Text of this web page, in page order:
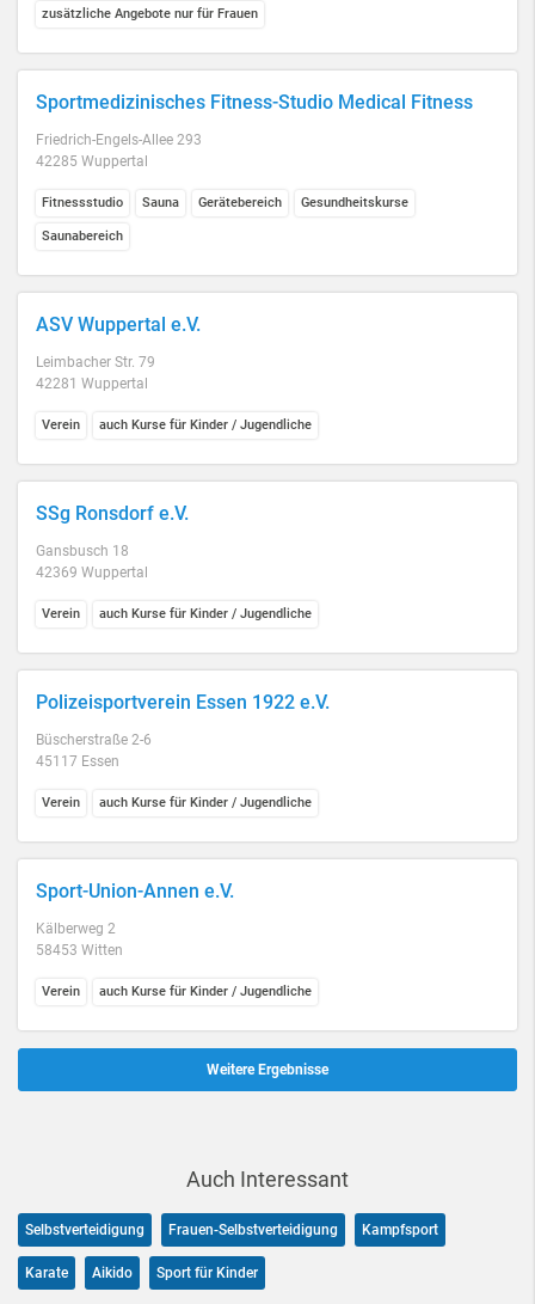
zusätzliche Angebote nur für Frauen
Sportmedizinisches Fitness-Studio Medical Fitness
Friedrich-Engels-Allee 293
42285 Wuppertal
Fitnessstudio Sauna Gerätebereich Gesundheitskurse
Saunabereich
ASV Wuppertal e.V.
Leimbacher Str. 79
42281 Wuppertal
Verein auch Kurse für Kinder / Jugendliche
SSg Ronsdorf e.V.
Gansbusch 18
42369 Wuppertal
Verein auch Kurse für Kinder / Jugendliche
Polizeisportverein Essen 1922 e.V.
Büscherstraße 2-6
45117 Essen
Verein auch Kurse für Kinder / Jugendliche
Sport-Union-Annen e.V.
Kälberweg 2
58453 Witten
Verein auch Kurse für Kinder / Jugendliche
Weitere Ergebnisse
Auch Interessant
Selbstverteidigung Frauen-Selbstverteidigung Kampfsport
Karate Aikido Sport für Kinder